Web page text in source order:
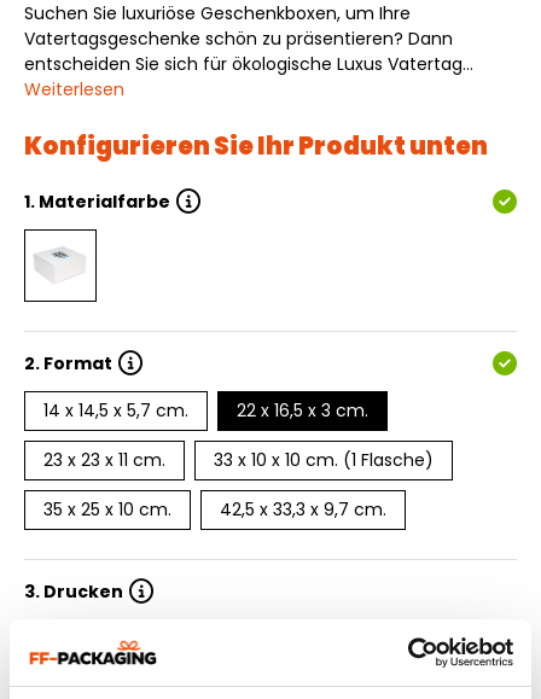
Suchen Sie luxuriöse Geschenkboxen, um Ihre
Vatertagsgeschenke schön zu präsentieren? Dann
entscheiden Sie sich für ökologische Luxus Vatertag
Magnetschachteln - Best Dad Ever. Luxus Vatertag
und sind einfach aufzubauen. Diese Magnetboxen sind…
Weiterlesen
Konfigurieren Sie Ihr Produkt unten
1. Materialfarbe
2. Format
14 x 14,5 x 5,7 cm.
22 x 16,5 x 3 cm.
23 x 23 x 11 cm. 33 x 10 x 10 cm. (1 Flasche)
35 x 25 x 10 cm. 42,5 x 33,3 x 9,7 cm.
3. Drucken
4. Anzahl Druckfarben